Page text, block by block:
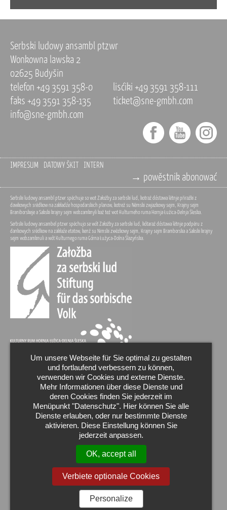
Serbski ludowy ansambl ptzwr
Wonkowna lawska 2
02625 Budyšin
telefon +49 3591 358-0
faks +49 3591 358-135
info@sne-gmbh.com
lisćiki +49 3591 358-111
ticket@sne-gmbh.com
IMPRESUM DATOWY ŠKIT INTERN
→ powěstnik abonować
Serbski ludowy ansambl ptzwr spěchuje so wot Załožby za serbski lud, kotraž dóstawa lětnje přiražki z
dawkowych srědkow na zakładźe hospodarskich planow, kotrež su Němski zwjazkowy sejm, Krajny sejm
Braniborskeje a Sakski krajny sejm wobzamknyli kaž tež wot Kulturneho ruma Hornja Łužica-Delnja Šleska.
Serbski ludowy ansambel ptzwr spěchujo se wót Załožby za serbski lud, kótaraž dóstawa lětnje podpěru z
dankowych srědkow na zakłaźe etatow, kenž su Nimski zwězkowy sejm, Krajny sejm Bramborska a Sakski krajny
sejm wobzamknuli a wót Kulturnego ruma Górna Łužyca-Dolna Šlazyńska.
Wir sind Markenbotschafter der Oberlausitz.
Um unsere Webseite für Sie optimal zu gestalten
und fortlaufend verbessern zu können,
verwenden wir Cookies und externe Dienste.
Mehr Informationen über diese Dienste und
deren Cookies finden Sie jederzeit im
Menüpunkt "Datenschutz". Hier können Sie alle
Dienste erlauben, oder nur bestimmte Dienste
aktivieren. Diese Einstellung können Sie
jederzeit anpassen.
OK, accept all
Verbiete optionale Cookies
Personalize